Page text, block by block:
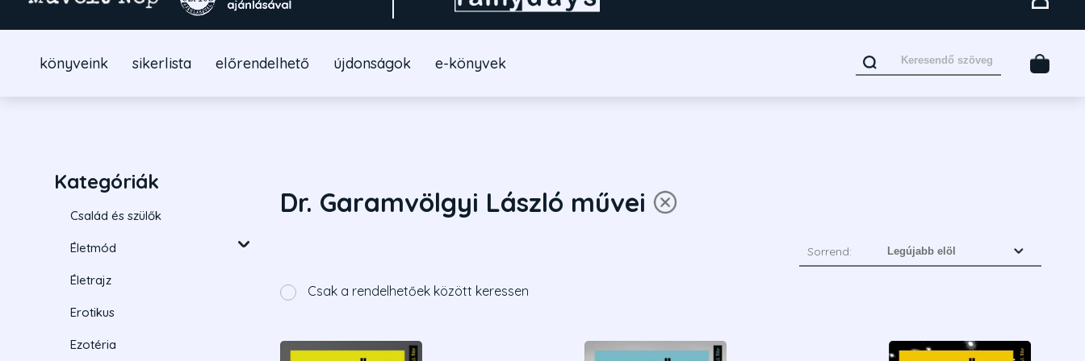
könyveink sikerlista előrendelhető újdonságok e-könyvek
Kategóriák
Család és szülők
Életmód
Életrajz
Erotikus
Ezotéria
Dr. Garamvölgyi László művei
Sorrend:
Csak a rendelhetőek között keressen